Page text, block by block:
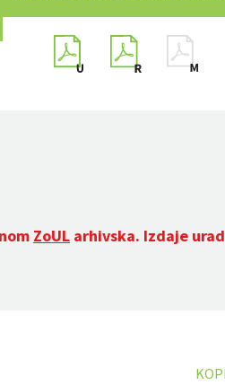
ZoUL arhivska. Izdaje